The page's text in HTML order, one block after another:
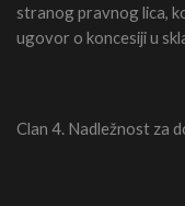
stranog pravnog lica,
ugovor o koncesiji u
Clan 4. Nadležnost za